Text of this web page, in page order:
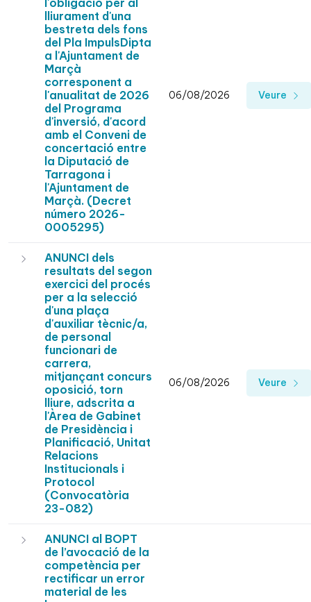
l'obligació per al
lliurament d'una
bestreta dels fons
del Pla ImpulsDipta
a l'Ajuntament de
Marçà
corresponent a
l'anualitat de 2026
del Programa
d'inversió, d'acord
amb el Conveni de
concertació entre
la Diputació de
Tarragona i
l'Ajuntament de
Marçà. (Decret
número 2026-
0005295)
06/08/2026 Veure
ANUNCI dels
resultats del segon
exercici del procés
per a la selecció
d'una plaça
d'auxiliar tècnic/a,
de personal
funcionari de
carrera,
mitjançant concurs
oposició, torn
lliure, adscrita a
l'Àrea de Gabinet
de Presidència i
Planificació, Unitat
Relacions
Institucionals i
Protocol
(Convocatòria
23-082)
06/08/2026 Veure
ANUNCI al BOPT
de l’avocació de la
competència per
rectificar un error
material de les